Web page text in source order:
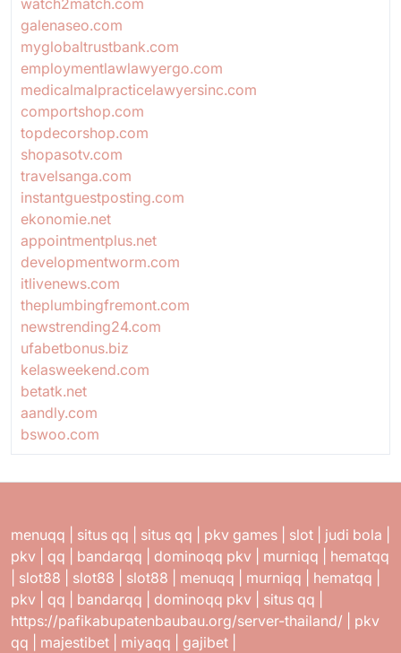
galenaseo.com
myglobaltrustbank.com
employmentlawlawyergo.com
medicalmalpracticelawyersinc.com
comportshop.com
topdecorshop.com
shopasotv.com
travelsanga.com
instantguestposting.com
ekonomie.net
appointmentplus.net
developmentworm.com
itlivenews.com
theplumbingfremont.com
newstrending24.com
ufabetbonus.biz
kelasweekend.com
betatk.net
aandly.com
bswoo.com
menuqq situs qq situs qq pkv games slot judi bola
pkv
qq bandarqq dominoqq pkv murniqq
hematqq
slot88 slot88 slot88 menuqq murniqq hematqq
pkv
qq bandarqq dominoqq pkv situs qq
https://pafikabupatenbaubau.org/server-thailand/
pkv
qq
majestibet miyaqq gajibet